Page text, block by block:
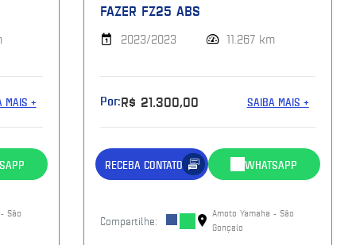
MAIS +
São
FAZER FZ25 ABS
2023/2023 11.267 km
Por:R$ 21.300,00 SAIBA MAIS +
RECEBA CONTATO WHATSAPP
Compartilhe:
Amoto Yamaha - São
Gonçalo